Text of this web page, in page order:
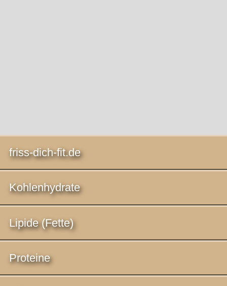
friss-dich-fit.de
Kohlenhydrate
Lipide (Fette)
Proteine